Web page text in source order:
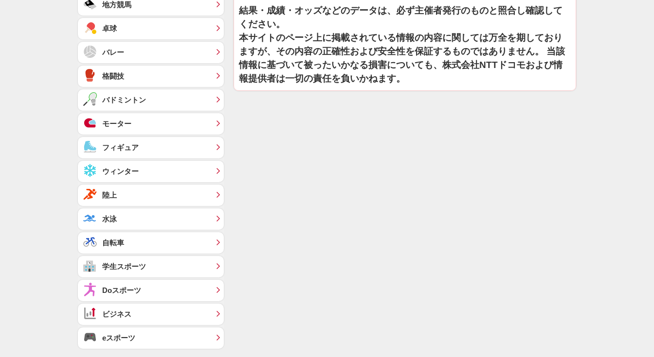
結果・成績・オッズなどのデータは、必ず主催者発行のものと照合し確認して
ください。
本サイトのページ上に掲載されている情報の内容に関しては万全を期しており
ますが、その内容の正確性および安全性を保証するものではありません。 当該
情報に基づいて被ったいかなる損害についても、株式会社NTTドコモおよび情
報提供者は一切の責任を負いかねます。
地方競馬
卓球
バレー
格闘技
バドミントン
モーター
フィギュア
ウィンター
陸上
水泳
自転車
学生スポーツ
Doスポーツ
ビジネス
eスポーツ